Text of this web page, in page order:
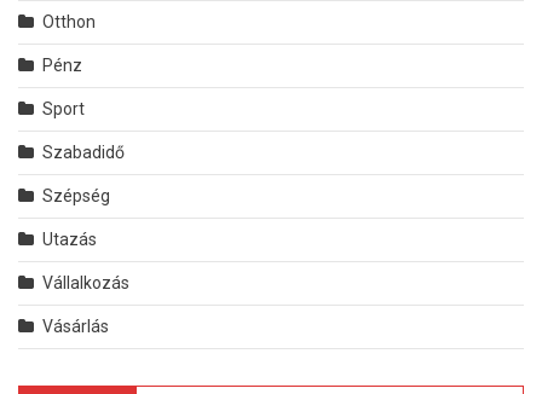
Otthon
Pénz
Sport
Szabadidő
Szépség
Utazás
Vállalkozás
Vásárlás